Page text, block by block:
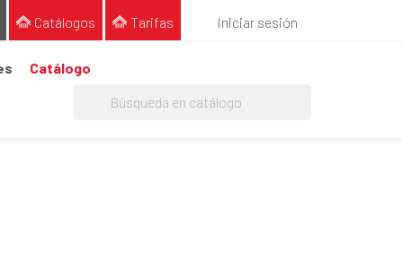
Catálogos Tarifas Iniciar sesión
Catálogo